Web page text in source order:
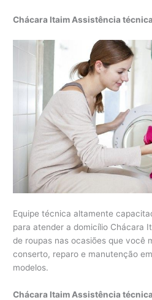
Chácara Itaim Assistência
Equipe técnica altamente
para atender a domicílio Chácara
de roupas nas ocasiões que você
conserto, reparo e manutenção
modelos.
Chácara Itaim Assistência